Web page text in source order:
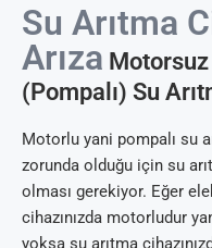
Su Arıtma
Arıza
(Pompalı) Su
Motorlu yani pompalı su
zorunda olduğu için su
olması gerekiyor. Eğer
cihazınızda motorludur
yoksa su arıtma